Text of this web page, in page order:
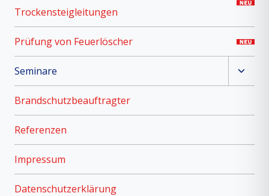
Trockensteigleitungen
Prüfung von Feuerlöscher
Seminare
Brandschutzbeauftragter
Referenzen
Impressum
Datenschutzerklärung